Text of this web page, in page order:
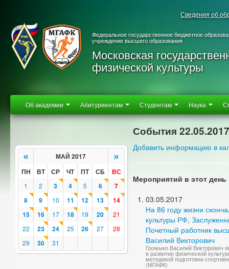
Сведения об
Федеральное государственное бюджетное
учреждение высшего образования
Московская
физической культуры
Об академии Абитуриентам Студентам Наука
« МАЙ 2017 »
ПН ВТ СР ЧТ ПТ СБ ВС
1 2 3 4 5 6
7
8
9 10 11 12 13
14
15
16 17 18 19 20
21
22
23 24 25 26 27
28
29
30 31
События 22.05.2017
Добавить информацию в
Мероприятий в этот день
03.05.2017
На 86 году жизни
культуры РФ,
Почетный работник
Василий Викторович
Громыко Василий Викторович
в развитие физической
методикой подготовки
(МГАФК)